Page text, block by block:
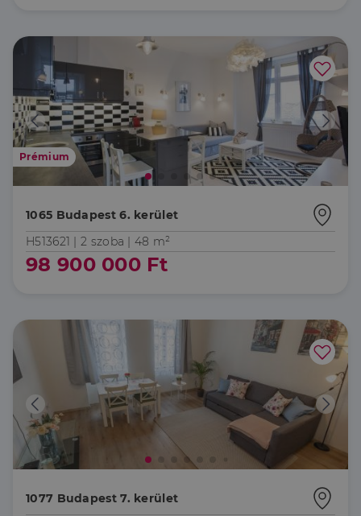
Prémium
1065 Budapest 6. kerület
H513621 | 2 szoba | 48 m²
98 900 000 Ft
1077 Budapest 7. kerület